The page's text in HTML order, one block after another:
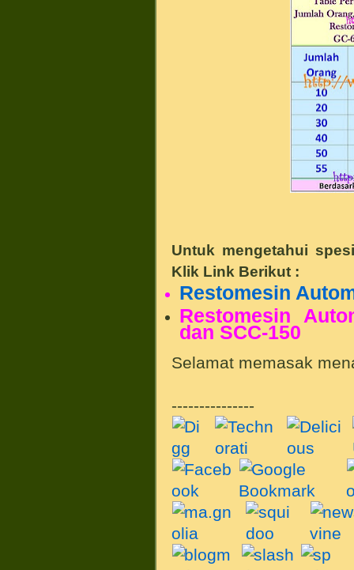
Untuk mengetahui
Klik Link Berikut :
Restomesin
Restomesin
dan SCC-150
Selamat memasak
---------------